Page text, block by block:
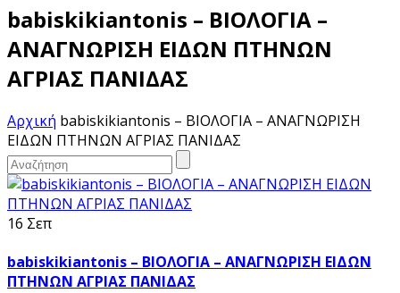
babiskikiantonis – ΒΙΟΛΟΓΙΑ –
ΑΝΑΓΝΩΡΙΣΗ ΕΙΔΩΝ ΠΤΗΝΩΝ
ΑΓΡΙΑΣ ΠΑΝΙΔΑΣ
Αρχική babiskikiantonis – ΒΙΟΛΟΓΙΑ – ΑΝΑΓΝΩΡΙΣΗ
ΕΙΔΩΝ ΠΤΗΝΩΝ ΑΓΡΙΑΣ ΠΑΝΙΔΑΣ
16 Σεπ
babiskikiantonis – ΒΙΟΛΟΓΙΑ – ΑΝΑΓΝΩΡΙΣΗ ΕΙΔΩΝ
ΠΤΗΝΩΝ ΑΓΡΙΑΣ ΠΑΝΙΔΑΣ